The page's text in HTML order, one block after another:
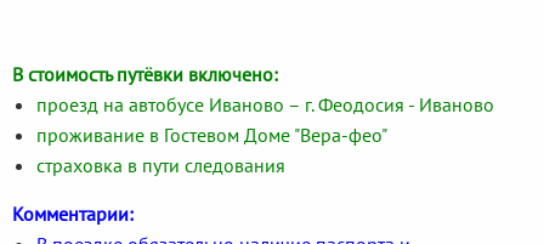
В стоимость путёвки включено:
проезд на автобусе Иваново – г. Феодосия - Иваново
проживание в Гостевом Доме "Вера-фео"
страховка в пути следования
Комментарии: